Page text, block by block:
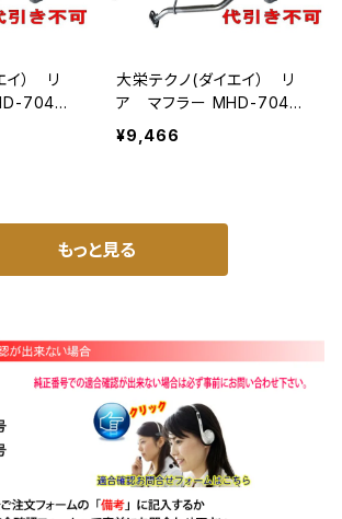
イ） リ
7040S
人宅NG
大栄テクノ(ダイエイ） リ
ア マフラー MHD-7040S
US ゼストスパーク JE1 個
人宅NG
¥9,466
もっと見る